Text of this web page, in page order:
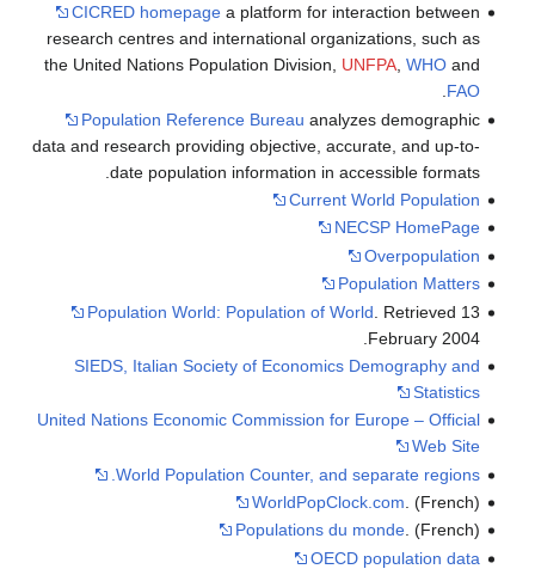
CICRED homepagea platform for interaction between
research centres and international organizations, such as
the United Nations Population Division, UNFPA, WHOand
FAO
Population Reference Bureau analyzes demographic
data and research providing objective, accurate, and up-to-
date population information in accessible formats.
Current World Population
NECSP HomePage
Overpopulation
Population Matters
Population World: Population of World . Retrieved 13
February 2004.
SIEDS, Italian Society of Economics Demography and
Statistics
United Nations Economic Commission for Europe – Official
Web Site
World Population Counter, and separate regions.
WorldPopClock.com . (French)
Populations du monde. (French)
OECD population data